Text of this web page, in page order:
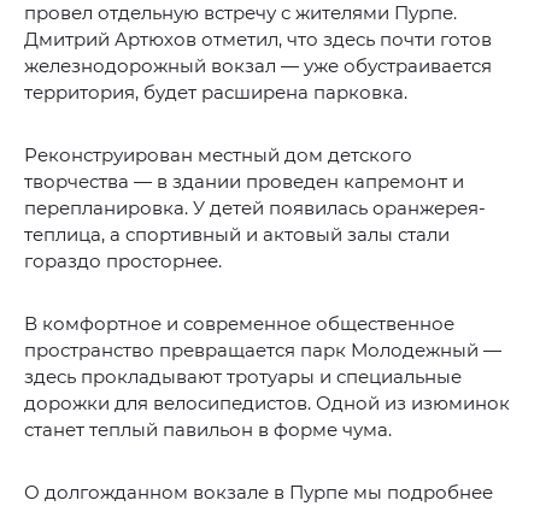
провел отдельную встречу с жителями Пурпе.
Дмитрий Артюхов отметил, что здесь почти готов
железнодорожный вокзал — уже обустраивается
территория, будет расширена парковка.
Реконструирован местный дом детского
творчества — в здании проведен капремонт и
перепланировка. У детей появилась оранжерея-
теплица, а спортивный и актовый залы стали
гораздо просторнее.
В комфортное и современное общественное
пространство превращается парк Молодежный —
здесь прокладывают тротуары и специальные
дорожки для велосипедистов. Одной из изюминок
станет теплый павильон в форме чума.
О долгожданном вокзале в Пурпе мы подробнее